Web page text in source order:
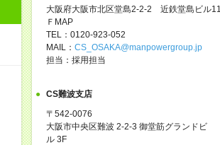
大阪府大阪市北区堂島2-2-2 近鉄堂島ビル11
ＦMAP
TEL：0120-923-052
MAIL： CS_OSAKA@manpowergroup.jp
担当：採用担当
CS難波支店
〒542-0076
大阪市中央区難波 2-2-3 御堂筋グランドビ
ル 3F